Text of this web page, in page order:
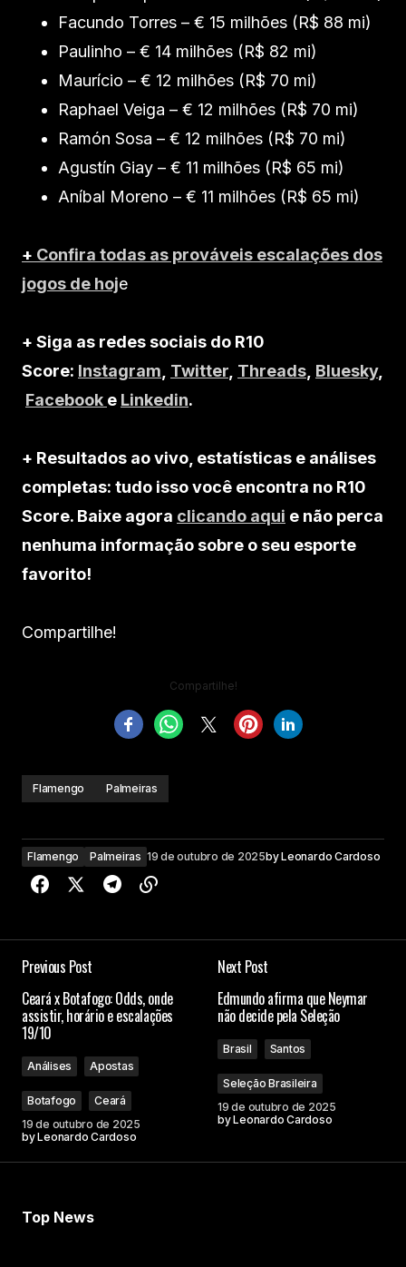
Facundo Torres – € 15 milhões (R$ 88 mi)
Paulinho – € 14 milhões (R$ 82 mi)
Maurício – € 12 milhões (R$ 70 mi)
Raphael Veiga – € 12 milhões (R$ 70 mi)
Ramón Sosa – € 12 milhões (R$ 70 mi)
Agustín Giay – € 11 milhões (R$ 65 mi)
Aníbal Moreno – € 11 milhões (R$ 65 mi)
+ Confira todas as prováveis escalações dos
jogos de hoje
+ Siga as redes sociais do R10
Score: Instagram Twitter Threads Bluesky,
Facebook e Linkedin.
+ Resultados ao vivo, estatísticas e análises
completas: tudo isso você encontra no R10
Score. Baixe agora clicando aqui e não perca
nenhuma informação sobre o seu esporte
favorito!
Compartilhe!
Compartilhe!
Flamengo Palmeiras
Flamengo Palmeiras 19 de outubro de 2025byLeonardo Cardoso
Previous Post
Ceará x Botafogo: Odds, onde
assistir, horário e escalações
19/10
Análises Apostas
Botafogo
Ceará
19 de outubro de 2025
byLeonardo Cardoso
Next Post
Edmundo afirma que Neymar
não decide pela Seleção
Brasil Santos
Seleção Brasileira
19 de outubro de 2025
byLeonardo Cardoso
Top News